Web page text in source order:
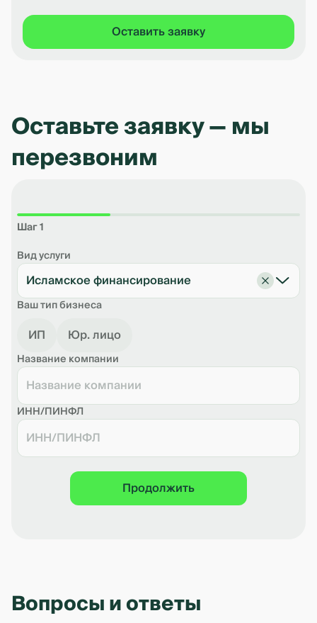
Оставить заявку
Оставьте заявку — мы
перезвоним
Шаг 1
Вид услуги
Исламское финансирование
Ваш тип бизнеса
ИП Юр. лицо
Название компании
ИНН/ПИНФЛ
Продолжить
Вопросы и ответы